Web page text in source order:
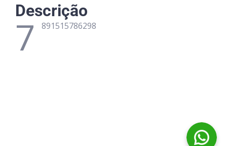
Descrição
7 891515786298